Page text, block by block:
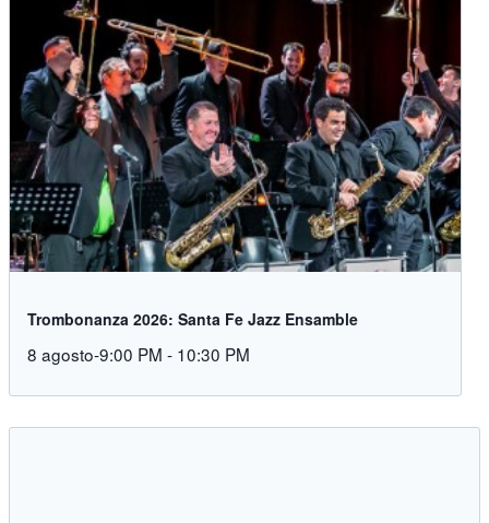
Trombonanza 2026: Santa Fe Jazz Ensamble
8 agosto-9:00 PM - 10:30 PM